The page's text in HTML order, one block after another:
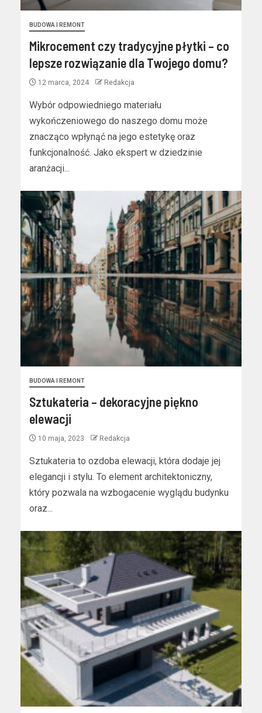
BUDOWA I REMONT
Mikrocement czy tradycyjne płytki – co
lepsze rozwiązanie dla Twojego domu?
12 marca, 2024 Redakcja
Wybór odpowiedniego materiału
wykończeniowego do naszego domu może
znacząco wpłynąć na jego estetykę oraz
funkcjonalność. Jako ekspert w dziedzinie
aranżacji...
BUDOWA I REMONT
Sztukateria – dekoracyjne piękno
elewacji
10 maja, 2023 Redakcja
Sztukateria to ozdoba elewacji, która dodaje jej
elegancji i stylu. To element architektoniczny,
który pozwala na wzbogacenie wyglądu budynku
oraz...